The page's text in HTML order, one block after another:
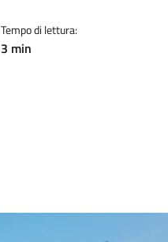
Tempo di lettura:
3 min